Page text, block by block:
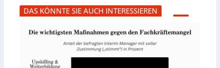
p
ü
r
V
o
r
s
h
n
p
a
k
e
l
DAS KÖNNTE SIE AUCH INTERESSIEREN